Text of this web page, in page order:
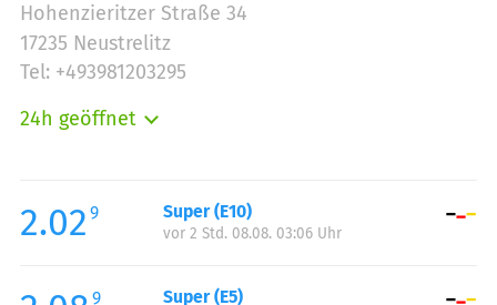
Hohenzieritzer Straße 34
17235 Neustrelitz
Tel: +493981203295
24h geöffnet
Mittwoch:
00:00-24:00
Donnerstag:
Samstag:
00:00-24:00
2.02 9 Super (E10)
vor 2 Std. 08.08. 03:06 Uhr
9 Super (E5)